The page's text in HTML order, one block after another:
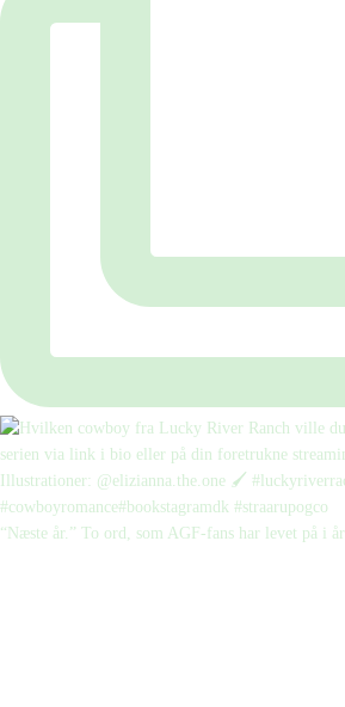
“Næste år.” To ord, som AGF-fans har levet på i år